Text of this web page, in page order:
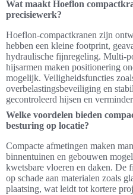
Wat maakt Hoeflon
precisiewerk?
Hoeflon-compactkranen zijn
hebben een kleine footprint,
hydraulische fijnregeling. Multi-
hijsarmen maken positionering
mogelijk. Veiligheidsfuncties
overbelastingsbeveiliging en
gecontroleerd hijsen en
Welke voordelen bieden
besturing op locatie?
Compacte afmetingen maken
binnentuinen en gebouwen
kwetsbare vloeren en daken. De
op schade aan materialen zoals
plaatsing, wat leidt tot kortere